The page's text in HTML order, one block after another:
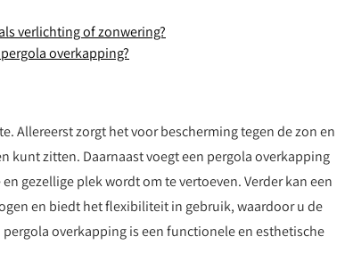
verlichting of zonwering?
overkapping?
Allereerst zorgt het voor bescherming tegen de zon en
kunt zitten. Daarnaast voegt een pergola overkapping
gezellige plek wordt om te vertoeven. Verder kan een
en biedt het flexibiliteit in gebruik, waardoor u de
overkapping is een functionele en esthetische